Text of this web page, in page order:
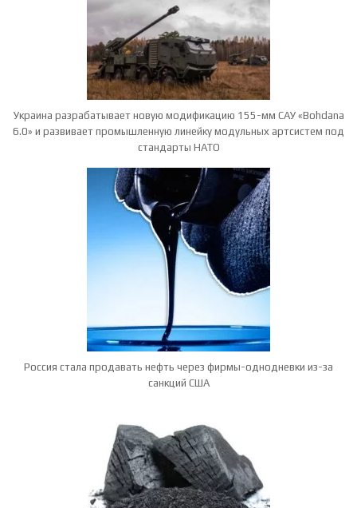
Украина разрабатывает новую модификацию 155-мм САУ «Bohdana
6.0» и развивает промышленную линейку модульных артсистем под
стандарты НАТО
Россия стала продавать нефть через фирмы-однодневки из-за
санкций США